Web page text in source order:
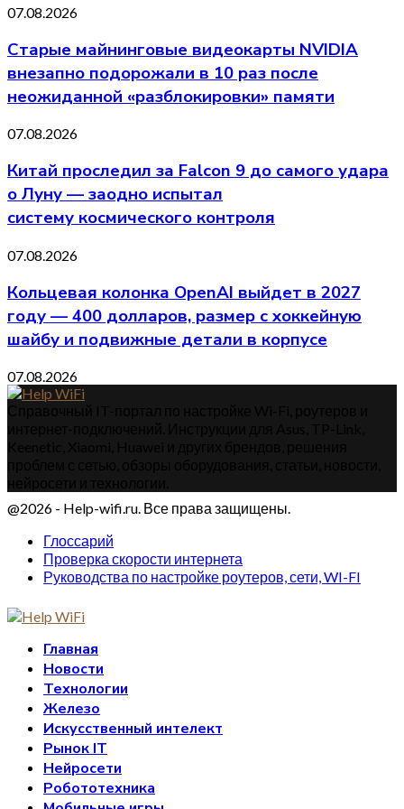
07.08.2026
Старые майнинговые видеокарты NVIDIA
внезапно подорожали в 10 раз после
неожиданной «разблокировки» памяти
07.08.2026
Китай проследил за Falcon 9 до самого удара
о Луну — заодно испытал
систему космического контроля
07.08.2026
Кольцевая колонка OpenAI выйдет в 2027
году — 400 долларов, размер с хоккейную
шайбу и подвижные детали в корпусе
07.08.2026
@2026 - Help-wifi.ru. Все права защищены.
Глоссарий
Проверка скорости интернета
Руководства по настройке роутеров, сети, WI-FI
Главная
Новости
Технологии
Железо
Искусственный интелект
Рынок IT
Нейросети
Робототехника